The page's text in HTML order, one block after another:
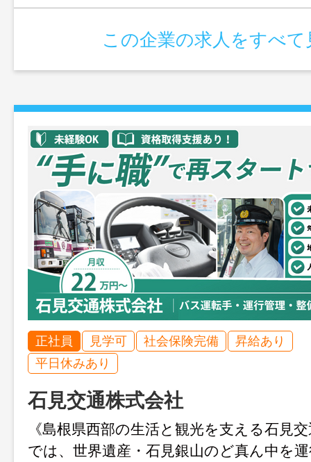
この企業の求人をすべて
正社員 見学可 社会保険完備
昇給あり
平日休みあり
石見交通株式会社
《島根県西部の生活と観光を支える石見
では、世界遺産・石見銀山のど真ん中を